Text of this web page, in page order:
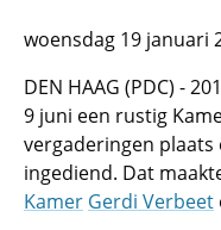
woensdag 19 januari
DEN HAAG (PDC) -
9 juni een rustig
vergaderingen
ingediend. Dat
Kamer Gerdi Verbeet